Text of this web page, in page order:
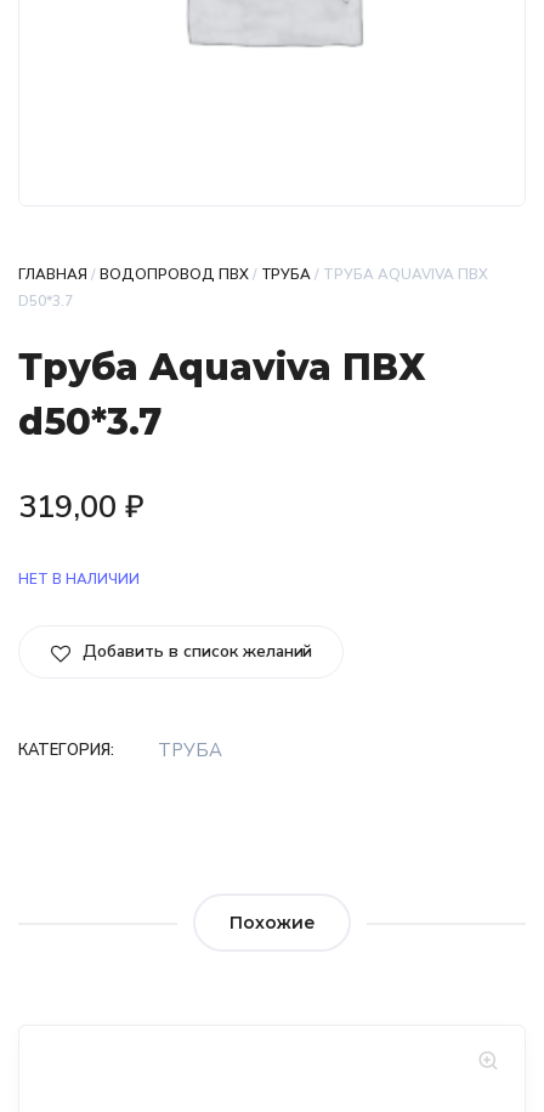
ГЛАВНАЯ /ВОДОПРОВОД ПВХ/ ТРУБА/ ТРУБА AQUAVIVA ПВХ
D50*3.7
Труба Aquaviva ПВХ
d50*3.7
319,00 ₽
НЕТ В НАЛИЧИИ
Добавить в список желаний
КАТЕГОРИЯ: ТРУБА
Похожие